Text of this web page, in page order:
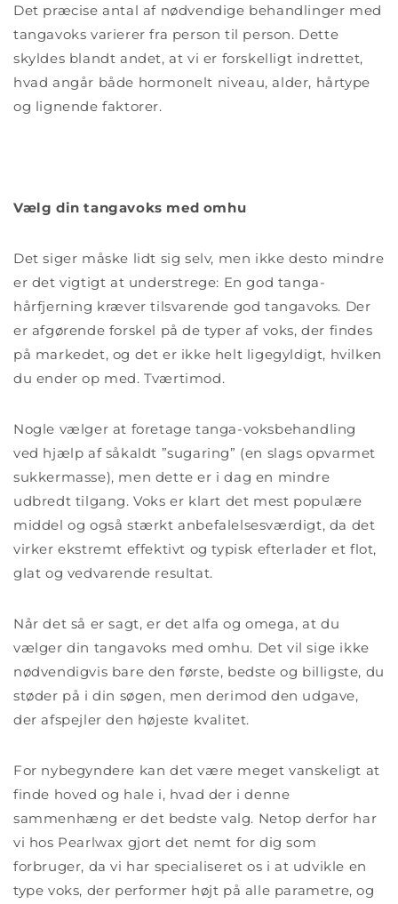
Det præcise antal af nødvendige behandlinger med
tangavoks varierer fra person til person. Dette
skyldes blandt andet, at vi er forskelligt indrettet,
hvad angår både hormonelt niveau, alder, hårtype
og lignende faktorer.
Vælg din tangavoks med omhu
Det siger måske lidt sig selv, men ikke desto mindre
er det vigtigt at understrege: En god tanga-
hårfjerning kræver tilsvarende god tangavoks. Der
er afgørende forskel på de typer af voks, der findes
på markedet, og det er ikke helt ligegyldigt, hvilken
du ender op med. Tværtimod.
Nogle vælger at foretage tanga-voksbehandling
ved hjælp af såkaldt ”sugaring” (en slags opvarmet
sukkermasse), men dette er i dag en mindre
udbredt tilgang. Voks er klart det mest populære
middel og også stærkt anbefalelsesværdigt, da det
virker ekstremt effektivt og typisk efterlader et flot,
glat og vedvarende resultat.
Når det så er sagt, er det alfa og omega, at du
vælger din tangavoks med omhu. Det vil sige ikke
nødvendigvis bare den første, bedste og billigste, du
støder på i din søgen, men derimod den udgave,
der afspejler den højeste kvalitet.
For nybegyndere kan det være meget vanskeligt at
finde hoved og hale i, hvad der i denne
sammenhæng er det bedste valg. Netop derfor har
vi hos Pearlwax gjort det nemt for dig som
forbruger, da vi har specialiseret os i at udvikle en
type voks, der performer højt på alle parametre, og